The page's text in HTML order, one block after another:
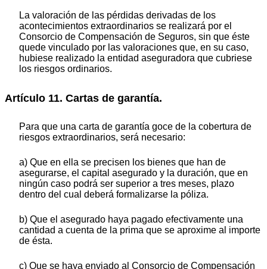
La valoración de las pérdidas derivadas de los
acontecimientos extraordinarios se realizará por el
Consorcio de Compensación de Seguros, sin que éste
quede vinculado por las valoraciones que, en su caso,
hubiese realizado la entidad aseguradora que cubriese
los riesgos ordinarios.
Artículo 11. Cartas de garantía.
Para que una carta de garantía goce de la cobertura de
riesgos extraordinarios, será necesario:
a) Que en ella se precisen los bienes que han de
asegurarse, el capital asegurado y la duración, que en
ningún caso podrá ser superior a tres meses, plazo
dentro del cual deberá formalizarse la póliza.
b) Que el asegurado haya pagado efectivamente una
cantidad a cuenta de la prima que se aproxime al importe
de ésta.
c) Que se haya enviado al Consorcio de Compensación